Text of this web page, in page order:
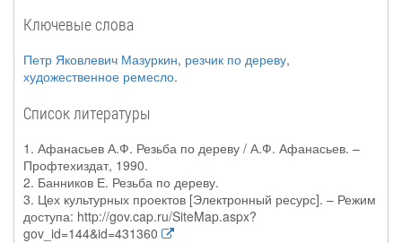
Ключевые слова
Петр Яковлевич Мазуркин, резчик по дереву,
художественное ремесло.
Список литературы
1. Афанасьев А.Ф. Резьба по дереву / А.Ф. Афанасьев. –
Профтехиздат, 1990.
2. Банников Е. Резьба по дереву.
3. Цех культурных проектов [Электронный ресурс]. – Режим
доступа: http://gov.cap.ru/SiteMap.aspx?
gov_id=144&id=431360